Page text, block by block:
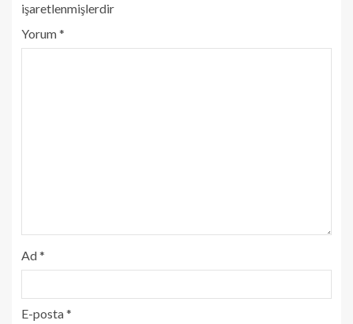
işaretlenmişlerdir
Yorum*
Ad*
E-posta*